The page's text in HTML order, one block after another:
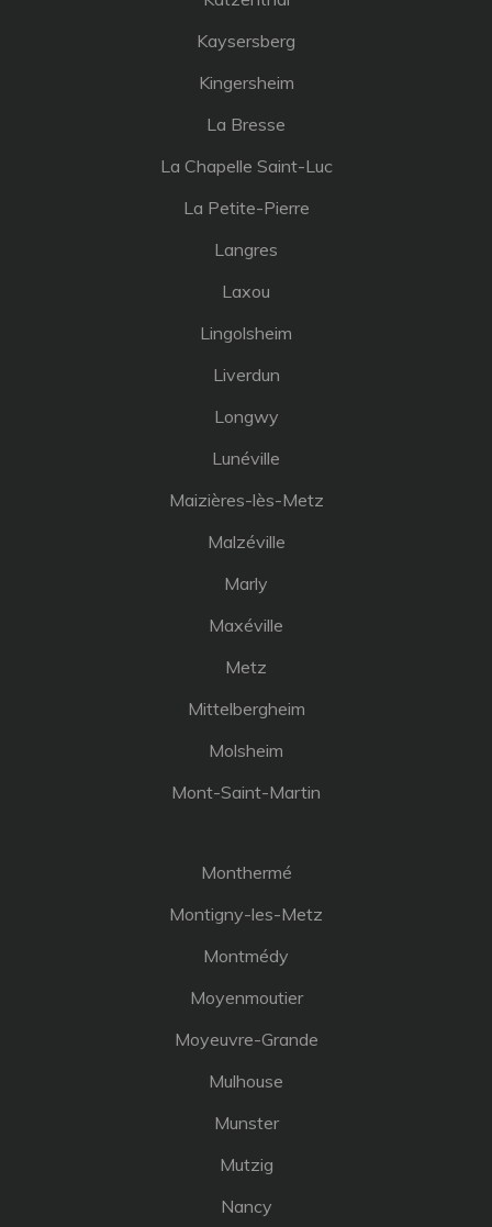
Kaysersberg
Kingersheim
La Bresse
La Chapelle Saint-Luc
La Petite-Pierre
Langres
Laxou
Lingolsheim
Liverdun
Longwy
Lunéville
Maizières-lès-Metz
Malzéville
Marly
Maxéville
Metz
Mittelbergheim
Molsheim
Mont-Saint-Martin
Monthermé
Montigny-les-Metz
Montmédy
Moyenmoutier
Moyeuvre-Grande
Mulhouse
Munster
Mutzig
Nancy